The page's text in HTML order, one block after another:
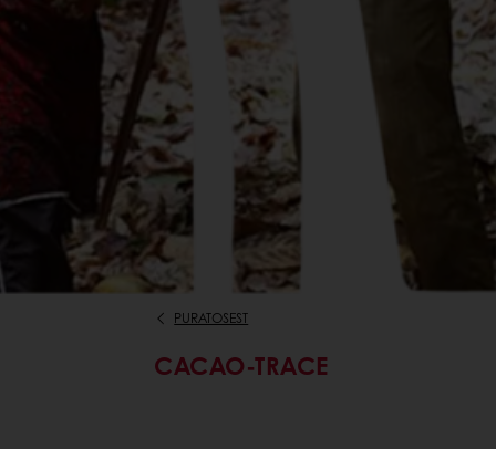
PURATOSEST
CACAO-TRACE